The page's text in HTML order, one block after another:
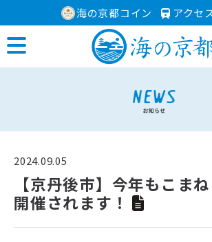
海の京都コイン アクセ
2024.09.05
【京丹後市】今年もこま
開催されます！